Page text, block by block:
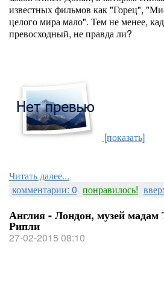
известных фильмов как "Горец",
целого мира мало". Тем не менее,
превосходный, не правда ли?
[показать]
Читать далее...
комментарии: 0 понравилось!
Англия - Лондон, музей мадам
Рипли
27-02-2015 08:10